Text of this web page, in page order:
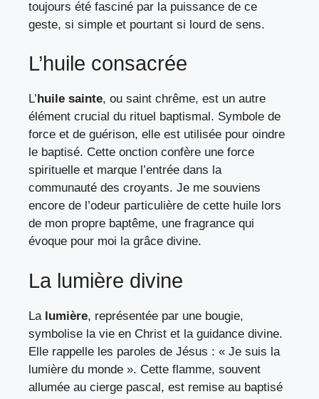
toujours été fasciné par la puissance de ce
geste, si simple et pourtant si lourd de sens.
L’huile consacrée
L’huile sainte, ou saint chrême, est un autre
élément crucial du rituel baptismal. Symbole de
force et de guérison, elle est utilisée pour oindre
le baptisé. Cette onction confère une force
spirituelle et marque l’entrée dans la
communauté des croyants. Je me souviens
encore de l’odeur particulière de cette huile lors
de mon propre baptême, une fragrance qui
évoque pour moi la grâce divine.
La lumière divine
La lumière, représentée par une bougie,
symbolise la vie en Christ et la guidance divine.
Elle rappelle les paroles de Jésus : « Je suis la
lumière du monde ». Cette flamme, souvent
allumée au cierge pascal, est remise au baptisé